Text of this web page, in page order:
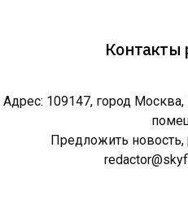
Контакты
Адрес: 109147, город Москва,
Предложить новость,